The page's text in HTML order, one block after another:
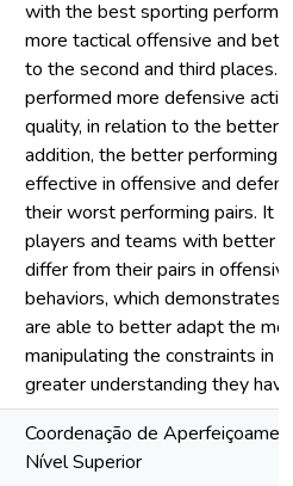
with the best sporting
more tactical offensive and
to the second and third places.
performed more defensive
quality, in relation to the better
addition, the better performing
effective in offensive and
their worst performing pairs. It
players and teams with better
differ from their pairs in
behaviors, which demonstrates
are able to better adapt the
manipulating the constraints in
greater understanding they
Coordenação de
Nível Superior